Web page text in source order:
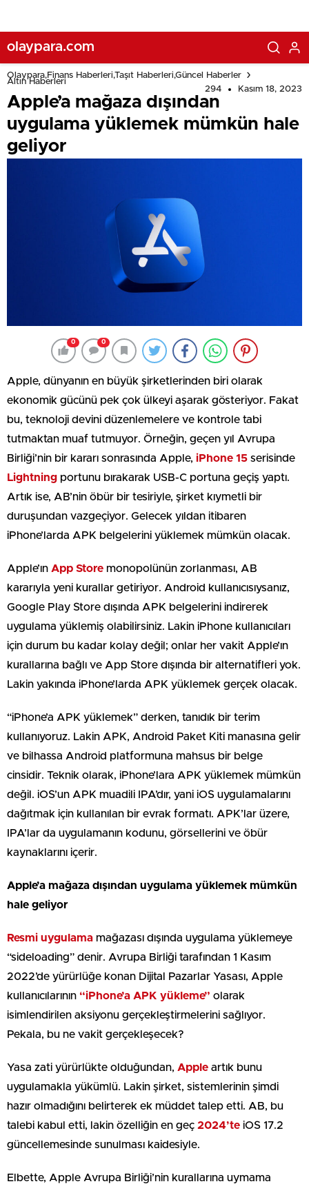
olaypara.com
Olaypara,Finans Haberleri,Taşıt Haberleri,Güncel Haberler
Altın Haberleri
294
Kasım 18, 2023
Apple’a mağaza dışından
uygulama yüklemek mümkün hale
geliyor
0 0
Apple, dünyanın en büyük şirketlerinden biri olarak
ekonomik gücünü pek çok ülkeyi aşarak gösteriyor. Fakat
bu, teknoloji devini düzenlemelere ve kontrole tabi
tutmaktan muaf tutmuyor. Örneğin, geçen yıl Avrupa
Birliği’nin bir kararı sonrasında Apple, iPhone 15 serisinde
Lightning portunu bırakarak USB-C portuna geçiş yaptı.
Artık ise, AB’nin öbür bir tesiriyle, şirket kıymetli bir
duruşundan vazgeçiyor. Gelecek yıldan itibaren
iPhone’larda APK belgelerini yüklemek mümkün olacak.
Apple’ın App Store monopolünün zorlanması, AB
kararıyla yeni kurallar getiriyor. Android kullanıcısıysanız,
Google Play Store dışında APK belgelerini indirerek
uygulama yüklemiş olabilirsiniz. Lakin iPhone kullanıcıları
için durum bu kadar kolay değil; onlar her vakit Apple’ın
kurallarına bağlı ve App Store dışında bir alternatifleri yok.
Lakin yakında iPhone’larda APK yüklemek gerçek olacak.
“iPhone’a APK yüklemek” derken, tanıdık bir terim
kullanıyoruz. Lakin APK, Android Paket Kiti manasına gelir
ve bilhassa Android platformuna mahsus bir belge
cinsidir. Teknik olarak, iPhone’lara APK yüklemek mümkün
değil. iOS’un APK muadili IPA’dır, yani iOS uygulamalarını
dağıtmak için kullanılan bir evrak formatı. APK’lar üzere,
IPA’lar da uygulamanın kodunu, görsellerini ve öbür
kaynaklarını içerir.
Apple’a mağaza dışından uygulama yüklemek mümkün
hale geliyor
Resmi uygulama mağazası dışında uygulama yüklemeye
“sideloading” denir. Avrupa Birliği tarafından 1 Kasım
2022’de yürürlüğe konan Dijital Pazarlar Yasası, Apple
kullanıcılarının “iPhone’a APK yükleme” olarak
isimlendirilen aksiyonu gerçekleştirmelerini sağlıyor.
Pekala, bu ne vakit gerçekleşecek?
Yasa zati yürürlükte olduğundan, Apple artık bunu
uygulamakla yükümlü. Lakin şirket, sistemlerinin şimdi
hazır olmadığını belirterek ek müddet talep etti. AB, bu
talebi kabul etti, lakin özelliğin en geç 2024’te iOS 17.2
güncellemesinde sunulması kaidesiyle.
Elbette, Apple Avrupa Birliği’nin kurallarına uymama